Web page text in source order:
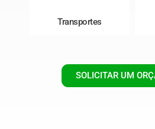
Transportes
SOLICITAR UM